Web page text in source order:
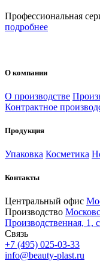
Профессиональная
подробнее
О компании
О производстве
Контрактное
Продукция
Упаковка Косметика
Контакты
Центральный офис
Производство
Производственная, 1,
Связь
+7 (495) 025-03-33
info@beauty-plast.ru